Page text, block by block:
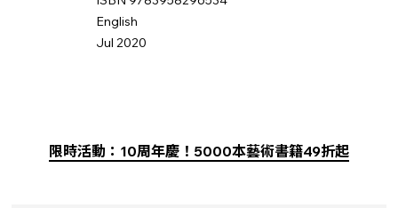
English
Jul 2020
限時活動：10周年慶！5000本藝術書籍49折起